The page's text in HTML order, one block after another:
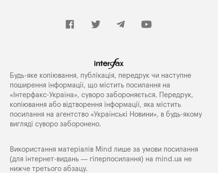
Будь-яке копiювання, публiкацiя, передрук чи наступне
поширення iнформацiї, що мiстить посилання на
«Iнтерфакс-Україна», суворо забороняється. Передрук,
копіювання або відтворення інформації, яка містить
посилання на агентство «Українські Новини», в будь-якому
вигляді суворо заборонено.
Використання матеріалів Mind лише за умови посилання
(для інтернет-видань — гіперпосилання) на mind.ua не
нижче третього абзацу.